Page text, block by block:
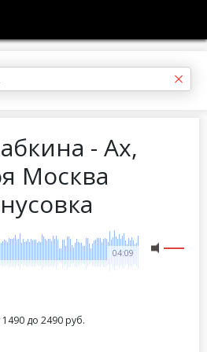
- Ах,
Москва
04:09
до 2490 руб.